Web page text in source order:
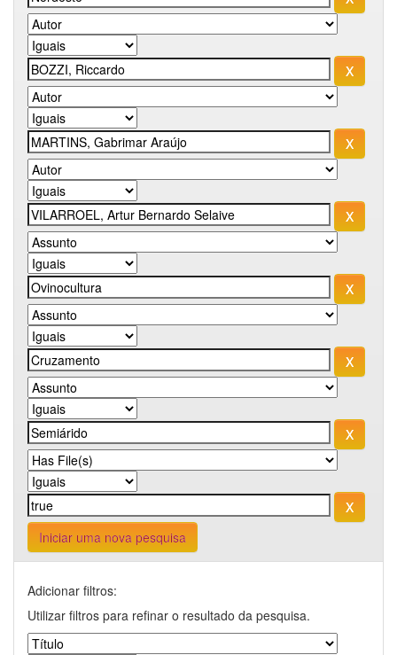
Iniciar uma nova pesquisa
Adicionar filtros:
Utilizar filtros para refinar o resultado da pesquisa.